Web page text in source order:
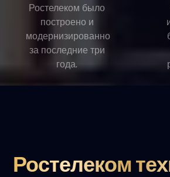
Ростелеком было
построено и
модернизированно
за последние три
года.
Ростелеком